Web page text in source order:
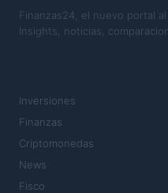
Finanzas24, el nuevo portal
Insights, noticias,
Inversiones
Finanzas
Criptomonedas
News
Fisco